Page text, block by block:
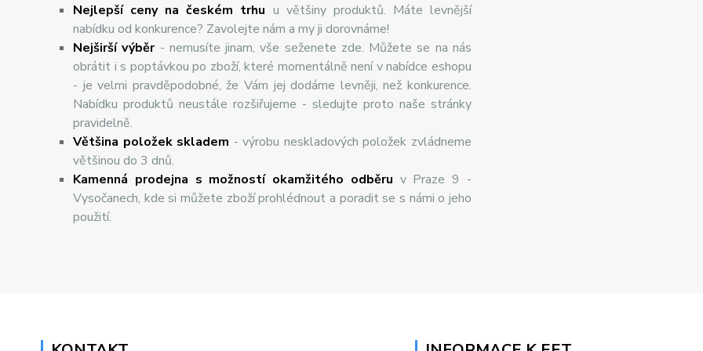
Nejlepší ceny na českém trhu u většiny produktů. Máte levnější
nabídku od konkurence? Zavolejte nám a my ji dorovnáme!
Nejširšívýběr- nemusíte jinam, vše seženete zde. Můžete se na nás
obrátit i s poptávkou po zboží, které momentálně není v nabídce eshopu
- je velmi pravděpodobné, že Vám jej dodáme levněji, než konkurence.
Nabídku produktů neustále rozšiřujeme - sledujte proto naše stránky
pravidelně.
Většina položek skladem - výrobu neskladových položek zvládneme
většinou do 3 dnů.
Kamenná prodejna s možností okamžitého odběru v Praze 9 -
Vysočanech, kde si můžete zboží prohlédnout a poradit se s námi o jeho
použití.